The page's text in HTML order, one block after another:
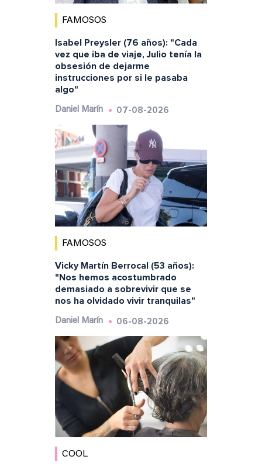
FAMOSOS
Isabel Preysler (76 años): "Cada
vez que iba de viaje, Julio tenía la
obsesión de dejarme
instrucciones por si le pasaba
algo"
Daniel Marín 07-08-2026
FAMOSOS
Vicky Martín Berrocal (53 años):
"Nos hemos acostumbrado
demasiado a sobrevivir que se
nos ha olvidado vivir tranquilas"
Daniel Marín 06-08-2026
COOL